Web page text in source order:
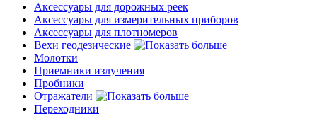
Аксессуары для дорожных реек
Аксессуары для измерительных приборов
Аксессуары для плотномеров
Вехи геодезические
Молотки
Приемники излучения
Пробники
Отражатели
Переходники